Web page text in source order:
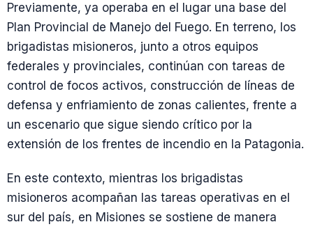
Previamente, ya operaba en el lugar una base del
Plan Provincial de Manejo del Fuego. En terreno, los
brigadistas misioneros, junto a otros equipos
federales y provinciales, continúan con tareas de
control de focos activos, construcción de líneas de
defensa y enfriamiento de zonas calientes, frente a
un escenario que sigue siendo crítico por la
extensión de los frentes de incendio en la Patagonia.
En este contexto, mientras los brigadistas
misioneros acompañan las tareas operativas en el
sur del país, en Misiones se sostiene de manera